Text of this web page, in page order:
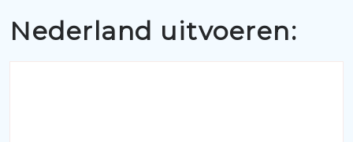
Nederland uitvoeren: